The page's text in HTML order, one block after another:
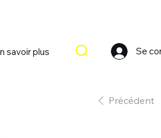
savoir plus Se
Précédent